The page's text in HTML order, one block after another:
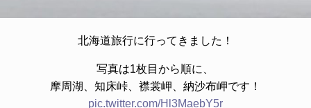
北海道旅行に行ってきました！
写真は1枚目から順に、
摩周湖、知床峠、襟裳岬、納沙布岬です！
pic.twitter.com/Hl3MaebY5r